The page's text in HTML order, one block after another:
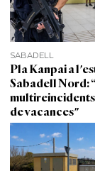
SABADELL
Pla Kanpai a
Sabadell Nord:
multireincidents
de vacances"